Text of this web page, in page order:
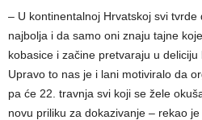
– U kontinentalnoj Hrvatskoj svi
najbolja i da samo oni znaju tajne
kobasice i začine pretvaraju u deliciju
Upravo to nas je i lani motiviralo da
pa će 22. travnja svi koji se žele
novu priliku za dokazivanje – rekao